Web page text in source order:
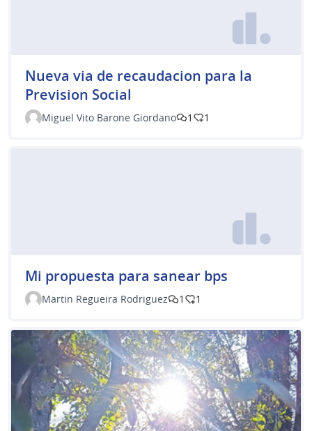
Nueva via de recaudacion para la
Prevision Social
Miguel Vito Barone Giordano 1 1
Mi propuesta para sanear bps
Martin Regueira Rodriguez 1 1